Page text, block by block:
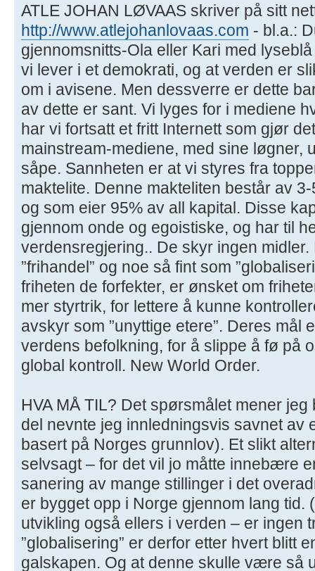
ATLE JOHAN LØVAAS skriver på sitt
http://www.atlejohanlovaas.com - bl.a.:
gjennomsnitts-Ola eller Kari med
vi lever i et demokrati, og at verden er
om i avisene. Men dessverre er dette
av dette er sant. Vi lyges for i mediene
har vi fortsatt et fritt Internett som gjør
mainstream-mediene, med sine løgner,
såpe. Sannheten er at vi styres fra
maktelite. Denne makteliten består av
og som eier 95% av all kapital. Disse
gjennom onde og egoistiske, og har til
verdensregjering.. De skyr ingen
”frihandel” og noe så fint som
friheten de forfekter, er ønsket om
mer styrtrik, for lettere å kunne
avskyr som ”unyttige etere”. Deres mål
verdens befolkning, for å slippe å fø på
global kontroll. New World Order.
HVA MÅ TIL? Det spørsmålet mener
del nevnte jeg innledningsvis savnet av
basert på Norges grunnlov). Et slikt
selvsagt – for det vil jo måtte innebære
sanering av mange stillinger i det
er bygget opp i Norge gjennom lang tid.
utvikling også ellers i verden – er ingen
”globalisering” er derfor etter hvert blitt
galskapen. Og at denne skulle være så